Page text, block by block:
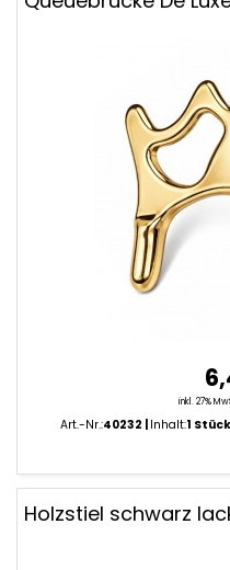
inkl. 27%
Art.-Nr.:40232 Inhalt:1 Stück
Holzstiel schwarz